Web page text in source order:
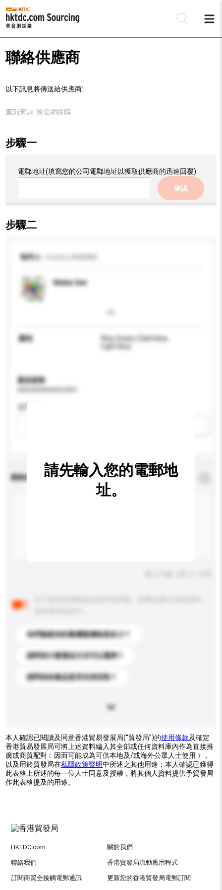
聯絡供應商
以下訊息將傳送給供應商:
查詢來源: 貿發網採購
步驟一
電郵地址(填寫您的公司電郵地址以獲取供應商的迅速回覆)
確認
步驟二
收件人
Globe Set
顏色
Red, Green, Dark blue,
Light blue
產品規格
適用年齡
查詢內容 *必須填寫
你們能提供的最優惠價格是多少？
請問有什麼運送方式可以選擇？
請問你的產品是否支持定制？
請先輸入您的電郵地
址。
本人確認已閱讀及同意香港貿易發展局(“貿發局”)的使用條款及確定
香港貿易發展局可將上述資料編入其全部或任何資料庫內作為直接推
廣或商貿配對﹝因而可能成為可供本地及/或海外公眾人士使用﹞，
以及用於貿發局在私隱政策聲明中所述之其他用途；本人確認已獲得
此表格上所述的每一位人士同意及授權，將其個人資料提供予貿發局
作此表格提及的用途。
HKTDC.com 關於我們
聯絡我們 香港貿發局流動應用程式
訂閱商貿全接觸電郵通訊 更新您的香港貿發局電郵訂閱